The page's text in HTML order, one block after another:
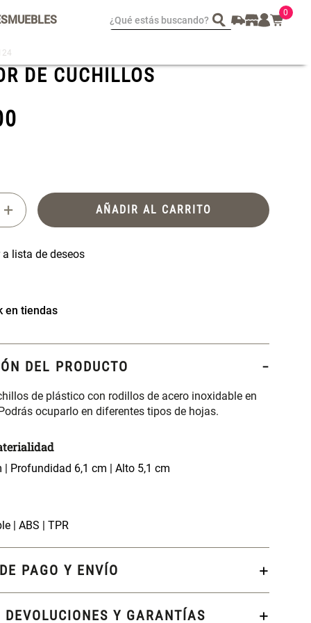
MUEBLES ¿Qué estás buscando? 0
DE CUCHILLOS
+ AÑADIR AL CARRITO
en tiendas
DEL PRODUCTO
de plástico con rodillos de acero inoxidable en
ocuparlo en diferentes tipos de hojas.
| Profundidad 6,1 cm | Alto 5,1 cm
| ABS | TPR
PAGO Y ENVÍO
Y GARANTÍAS
Plegable Led con
Set 4 Esponjas de